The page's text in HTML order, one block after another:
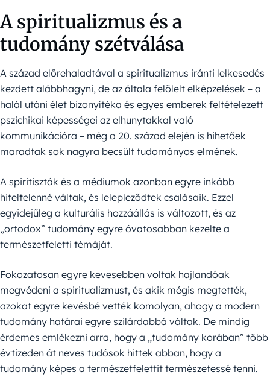
A spiritualizmus és a
tudomány szétválása
A század előrehaladtával a spiritualizmus iránti lelkesedés
kezdett alábbhagyni, de az általa felölelt elképzelések – a
halál utáni élet bizonyítéka és egyes emberek feltételezett
pszichikai képességei az elhunytakkal való
kommunikációra – még a 20. század elején is hihetőek
maradtak sok nagyra becsült tudományos elmének.
A spiritiszták és a médiumok azonban egyre inkább
hiteltelenné váltak, és lelepleződtek csalásaik. Ezzel
egyidejűleg a kulturális hozzáállás is változott, és az
„ortodox” tudomány egyre óvatosabban kezelte a
természetfeletti témáját.
Fokozatosan egyre kevesebben voltak hajlandóak
megvédeni a spiritualizmust, és akik mégis megtették,
azokat egyre kevésbé vették komolyan, ahogy a modern
tudomány határai egyre szilárdabbá váltak. De mindig
érdemes emlékezni arra, hogy a „tudomány korában” több
évtizeden át neves tudósok hittek abban, hogy a
tudomány képes a természetfelettit természetessé tenni.